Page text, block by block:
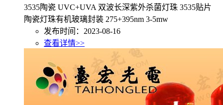
3535陶瓷 UVC+UVA 双波长深紫外杀菌灯珠 3535贴片
陶瓷灯珠有机玻璃封装 275+395nm 3-5mw
发布时间：2023-08-16
查看详情>>